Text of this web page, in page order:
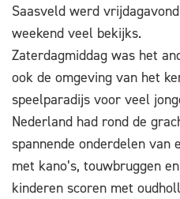
Saasveld werd
weekend veel bekijks.
Zaterdagmiddag was het
ook de omgeving van het
speelparadijs voor veel
Nederland had rond de
spannende onderdelen van
met kano’s, touwbruggen
kinderen scoren met